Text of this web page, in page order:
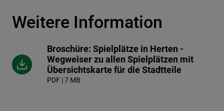
Weitere Information
Broschüre: Spielplätze in Herten -
Wegweiser zu allen Spielplätzen mit
Übersichtskarte für die Stadtteile
PDF | 7 MB